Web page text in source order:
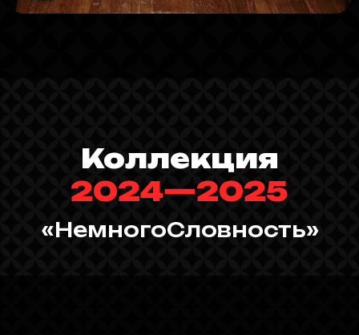
Коллекция
2024—2025
«НемногоСловность»